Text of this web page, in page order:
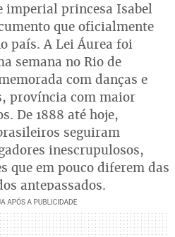
imperial princesa Isabel
que oficialmente
país. A Lei Áurea foi
semana no Rio de
com danças e
província com maior
De 1888 até hoje,
seguiram
inescrupulosos,
que em pouco diferem das
antepassados.